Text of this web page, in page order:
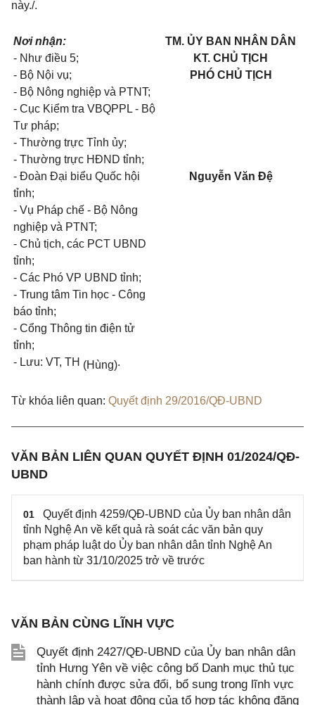
này./.
Nơi nhận:
- Như điều 5;
- Bộ Nội vụ;
- Bộ Nông nghiệp và PTNT;
- Cục Kiểm tra VBQPPL - Bộ
Tư pháp;
- Thường trực Tỉnh ủy;
- Thường trực HĐND tỉnh;
- Đoàn Đại biểu Quốc hội
tỉnh;
- Vụ Pháp chế - Bộ Nông
nghiệp và PTNT;
- Chủ tịch, các PCT UBND
tỉnh;
- Các Phó VP UBND tỉnh;
- Trung tâm Tin học - Công
báo tỉnh;
- Cổng Thông tin điện tử
tỉnh;
- Lưu: VT, TH (Hùng).
TM. ỦY BAN NHÂN DÂN
KT. CHỦ TỊCH
PHÓ CHỦ TỊCH
Nguyễn Văn Đệ
Từ khóa liên quan: Quyết định 29/2016/QĐ-UBND
VĂN BẢN LIÊN QUAN QUYẾT ĐỊNH 01/2024/QĐ-
UBND
01
Quyết định 4259/QĐ-UBND của Ủy ban nhân dân
tỉnh Nghệ An về kết quả rà soát các văn bản quy
phạm pháp luật do Ủy ban nhân dân tỉnh Nghệ An
ban hành từ 31/10/2025 trở về trước
VĂN BẢN CÙNG LĨNH VỰC
Quyết định 2427/QĐ-UBND của Ủy ban nhân dân
tỉnh Hưng Yên về việc công bố Danh mục thủ tục
hành chính được sửa đổi, bổ sung trong lĩnh vực
thành lập và hoạt động của tổ hợp tác không đăng